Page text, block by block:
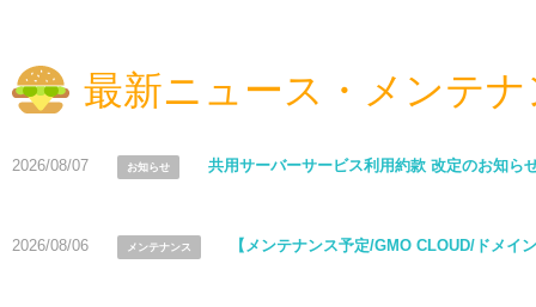
最新ニュース・メンテ
2026/08/07 お知らせ 共用サーバーサービス利用約款 改定のお知ら
2026/08/06 メンテナンス 【メンテナンス予定/GMO CLOUD/ドメ